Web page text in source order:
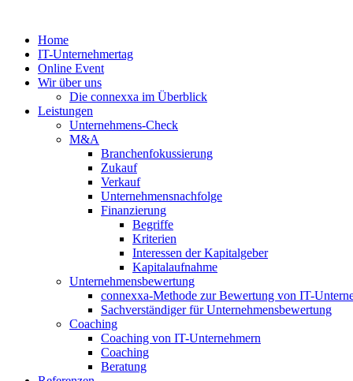
springenHome
IT-Unternehmertag
Online Event
Wir über uns
Die connexxa im Überblick
Leistungen
Unternehmens-Check
M&A
Branchenfokussierung
Zukauf
Verkauf
Unternehmensnachfolge
Finanzierung
Begriffe
Kriterien
Interessen der Kapitalgeber
Kapitalaufnahme
Unternehmensbewertung
connexxa-Methode zur Bewertung von IT-
Sachverständiger für Unternehmensbewertung
Coaching
Coaching von IT-Unternehmern
Coaching
Beratung